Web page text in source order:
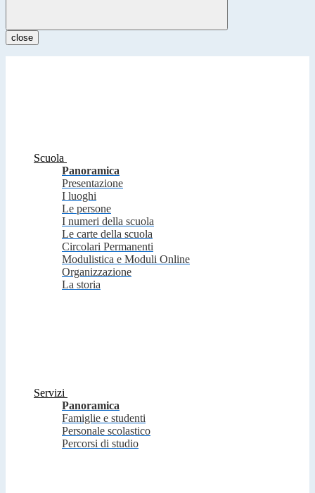
close
Scuola
Panoramica
Presentazione
I luoghi
Le persone
I numeri della scuola
Le carte della scuola
Circolari Permanenti
Modulistica e Moduli Online
Organizzazione
La storia
Servizi
Panoramica
Famiglie e studenti
Personale scolastico
Percorsi di studio